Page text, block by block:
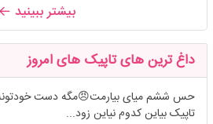
بیشتر ببینید
داغ ترین های تاپیک های امروز
حس ششم میای بیارمت😠مگه دست
تاپیک بیاین کدوم نیاین زود...